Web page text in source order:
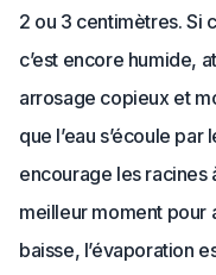
2 ou 3 centimètres. Si
c’est encore humide,
arrosage copieux et
que l’eau s’écoule
encourage les racines
meilleur moment pour
baisse, l’évaporation